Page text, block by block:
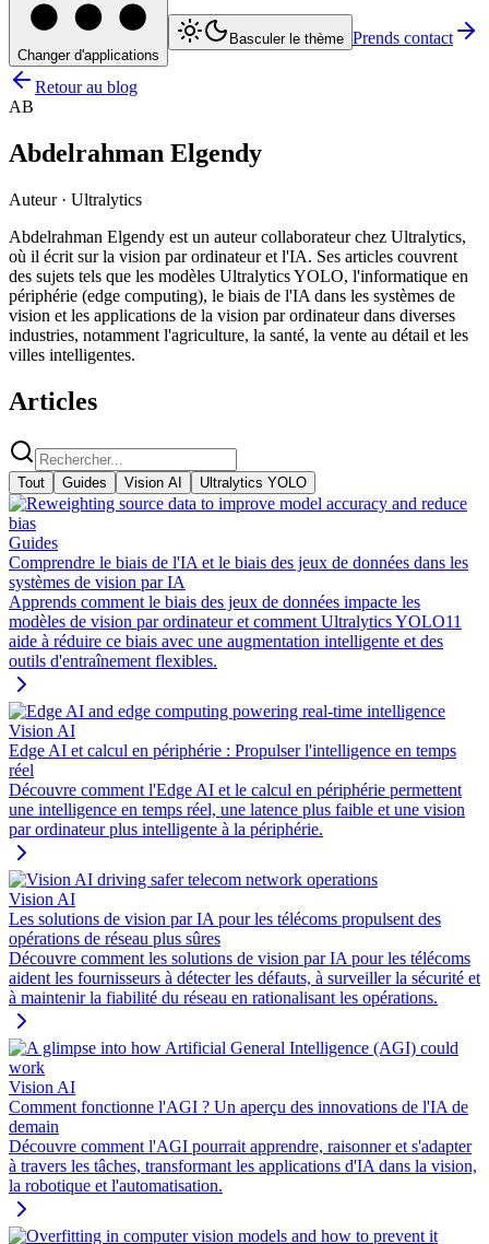
Changer d'applications
Basculer le thème Prends contact
Retour au blog
AB
Abdelrahman Elgendy
Auteur · Ultralytics
Abdelrahman Elgendy est un auteur collaborateur chez Ultralytics,
où il écrit sur la vision par ordinateur et l'IA. Ses articles couvrent
des sujets tels que les modèles Ultralytics YOLO, l'informatique en
périphérie (edge computing), le biais de l'IA dans les systèmes de
vision et les applications de la vision par ordinateur dans diverses
industries, notamment l'agriculture, la santé, la vente au détail et les
villes intelligentes.
Articles
Tout Guides Vision AI Ultralytics YOLO
Guides
Comprendre le biais de l'IA et le biais des jeux de données dans les
systèmes de vision par IA
Apprends comment le biais des jeux de données impacte les
modèles de vision par ordinateur et comment Ultralytics YOLO11
aide à réduire ce biais avec une augmentation intelligente et des
outils d'entraînement flexibles.
Vision AI
Edge AI et calcul en périphérie : Propulser l'intelligence en temps
réel
Découvre comment l'Edge AI et le calcul en périphérie permettent
une intelligence en temps réel, une latence plus faible et une vision
par ordinateur plus intelligente à la périphérie.
Vision AI
Les solutions de vision par IA pour les télécoms propulsent des
opérations de réseau plus sûres
Découvre comment les solutions de vision par IA pour les télécoms
aident les fournisseurs à détecter les défauts, à surveiller la sécurité et
à maintenir la fiabilité du réseau en rationalisant les opérations.
Vision AI
Comment fonctionne l'AGI ? Un aperçu des innovations de l'IA de
demain
Découvre comment l'AGI pourrait apprendre, raisonner et s'adapter
à travers les tâches, transformant les applications d'IA dans la vision,
la robotique et l'automatisation.